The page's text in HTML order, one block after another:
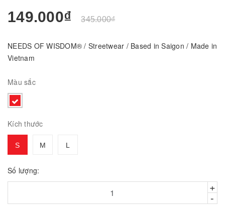
149.000₫ 345.000₫
NEEDS OF WISDOM® / Streetwear / Based in Saigon / Made in
Vietnam
Màu sắc
Kích thước
S M L
Số lượng:
+
-